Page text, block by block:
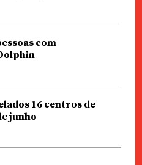
com
16 centros de
junho